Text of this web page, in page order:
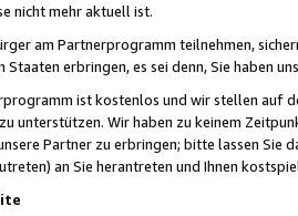
nicht mehr aktuell ist.
am Partnerprogramm teilnehmen,
erbringen, es sei denn, Sie haben
ist kostenlos und wir stellen auf
unterstützen. Wir haben zu keinem
Partner zu erbringen; bitte lassen Sie
an Sie herantreten und Ihnen